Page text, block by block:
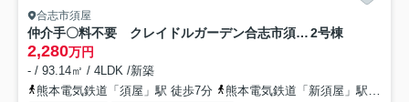
合志市須屋
仲介手〇料不要 クレイドルガーデン合志市須屋第19【西合志南小・西合志南中】 2号棟
2,280万円
- / 93.14㎡ / 4LDK /新築
熊本電気鉄道「須屋」駅 徒歩7分
熊本電気鉄道「新須屋」駅 徒歩11分